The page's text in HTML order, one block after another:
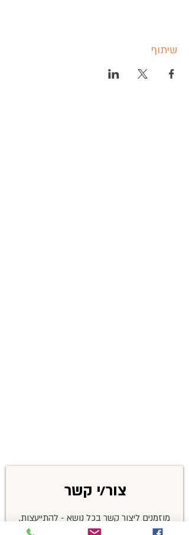
שיתוף
צור/י קשר
מוזמנים ליצור קשר בכל נושא - להתייעצות,
שאלות בנושא זיהויים, פרטים על האירועים,